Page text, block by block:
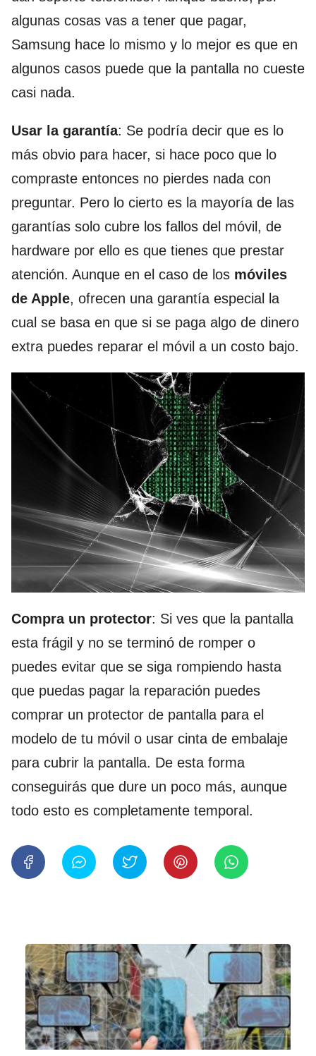
algunas cosas vas a tener que pagar,
Samsung hace lo mismo y lo mejor es que en
algunos casos puede que la pantalla no cueste
casi nada.
Usar la garantía: Se podría decir que es lo
más obvio para hacer, si hace poco que lo
compraste entonces no pierdes nada con
preguntar. Pero lo cierto es la mayoría de las
garantías solo cubre los fallos del móvil, de
hardware por ello es que tienes que prestar
atención. Aunque en el caso de los móviles
de Apple, ofrecen una garantía especial la
cual se basa en que si se paga algo de dinero
extra puedes reparar el móvil a un costo bajo.
Compra un protector: Si ves que la pantalla
esta frágil y no se terminó de romper o
puedes evitar que se siga rompiendo hasta
que puedas pagar la reparación puedes
comprar un protector de pantalla para el
modelo de tu móvil o usar cinta de embalaje
para cubrir la pantalla. De esta forma
conseguirás que dure un poco más, aunque
todo esto es completamente temporal.